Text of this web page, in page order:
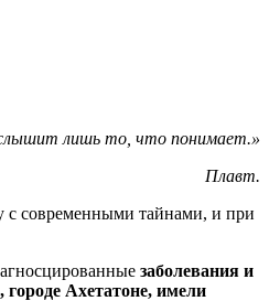
лишь то, что понимает.»
Плавт.
с современными тайнами, и при
заболевания и
городе Ахетатоне, имели